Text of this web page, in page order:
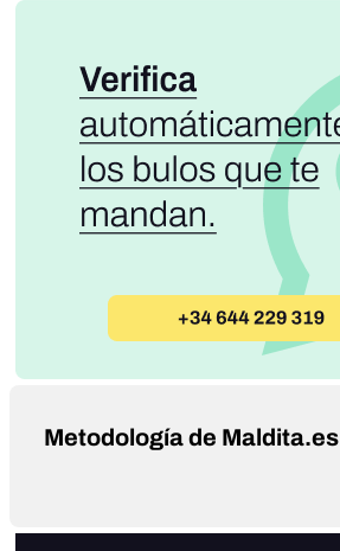
Metodología de Maldita.es